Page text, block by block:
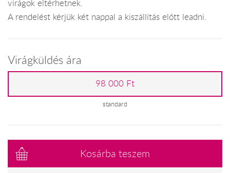
virágok eltérhetnek.
A rendelést kérjük két nappal a kiszállítás előtt leadni.
Virágküldés ára
98 000 Ft
standard
Kosárba teszem